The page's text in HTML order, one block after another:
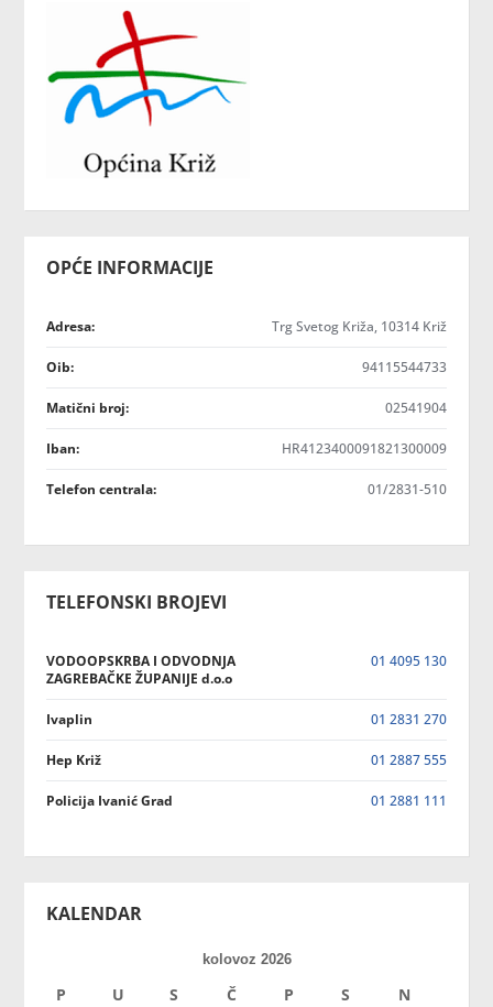
OPĆE INFORMACIJE
Adresa: Trg Svetog Križa, 10314 Križ
Oib: 94115544733
Matični broj: 02541904
Iban: HR4123400091821300009
Telefon centrala: 01/2831-510
TELEFONSKI BROJEVI
VODOOPSKRBA I ODVODNJA
ZAGREBAČKE ŽUPANIJE d.o.o
01 4095 130
Ivaplin 01 2831 270
Hep Križ 01 2887 555
Policija Ivanić Grad 01 2881 111
KALENDAR
kolovoz 2026
P U S Č P S N